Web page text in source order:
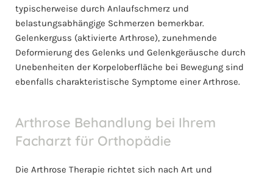
typischerweise durch Anlaufschmerz und
belastungsabhängige Schmerzen bemerkbar.
Gelenkerguss (aktivierte Arthrose), zunehmende
Deformierung des Gelenks und Gelenkgeräusche durch
Unebenheiten der Korpeloberfläche bei Bewegung sind
ebenfalls charakteristische Symptome einer Arthrose.
Arthrose Behandlung bei Ihrem
Facharzt für Orthopädie
Die Arthrose Therapie richtet sich nach Art und